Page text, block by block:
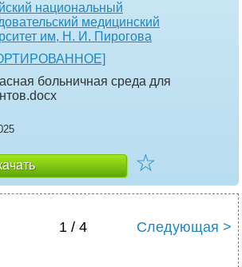
национальный
медицинский
им, Н. И. Пирогова
больничная среда для
.docx
☆
1 / 4 Следующая >